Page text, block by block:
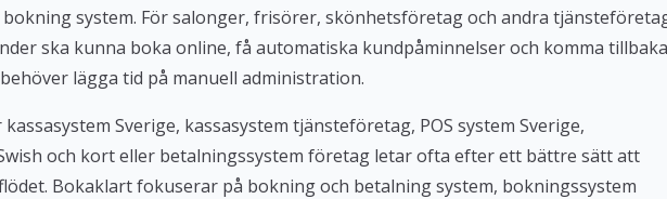
system. För salonger, frisörer, skönhetsföretag och andra
ska kunna boka online, få automatiska kundpåminnelser och komma tillbaka
lägga tid på manuell administration.
Sverige, kassasystem tjänsteföretag, POS system Sverige,
och kort eller betalningssystem företag letar ofta efter ett bättre sätt att
Bokaklart fokuserar på bokning och betalning system, bokningssystem